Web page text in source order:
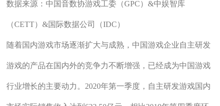
数据来源：中国音数协游戏工委（GPC）&中娱智库
（CETT）&国际数据公司（IDC）
随着国内游戏市场逐渐扩大与成熟，中国游戏企业自主研发
游戏的产品在国内外的竞争力不断增强，已经成为中国游戏
行业增长的主要动力。2020年第一季度，自主研发游戏国内